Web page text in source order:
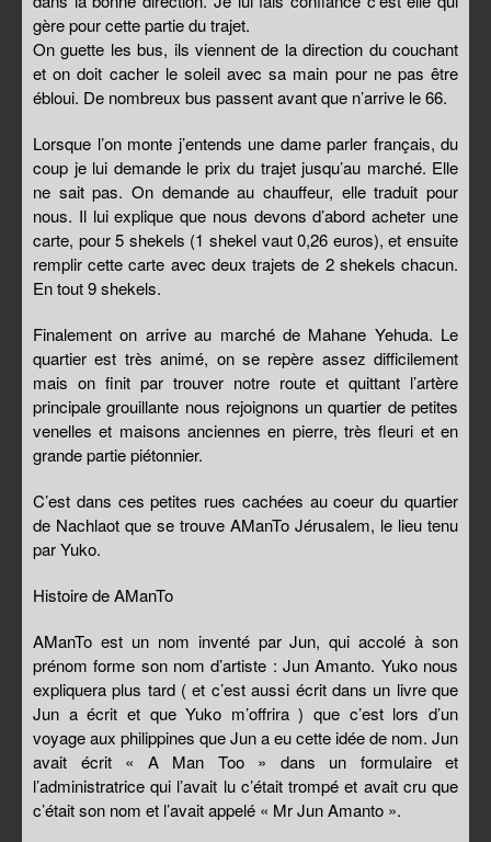
gère pour cette partie du trajet.
On guette les bus, ils viennent de la direction du couchant
et on doit cacher le soleil avec sa main pour ne pas être
ébloui. De nombreux bus passent avant que n’arrive le 66.
Lorsque l’on monte j’entends une dame parler français, du
coup je lui demande le prix du trajet jusqu’au marché. Elle
ne sait pas. On demande au chauffeur, elle traduit pour
nous. Il lui explique que nous devons d’abord acheter une
carte, pour 5 shekels (1 shekel vaut 0,26 euros), et ensuite
remplir cette carte avec deux trajets de 2 shekels chacun.
En tout 9 shekels.
Finalement on arrive au marché de Mahane Yehuda. Le
quartier est très animé, on se repère assez difficilement
mais on finit par trouver notre route et quittant l’artère
principale grouillante nous rejoignons un quartier de petites
venelles et maisons anciennes en pierre, très fleuri et en
grande partie piétonnier.
C’est dans ces petites rues cachées au coeur du quartier
de Nachlaot que se trouve AManTo Jérusalem, le lieu tenu
par Yuko.
Histoire de AManTo
AManTo est un nom inventé par Jun, qui accolé à son
prénom forme son nom d’artiste : Jun Amanto. Yuko nous
expliquera plus tard ( et c’est aussi écrit dans un livre que
Jun a écrit et que Yuko m’offrira ) que c’est lors d’un
voyage aux philippines que Jun a eu cette idée de nom. Jun
avait écrit « A Man Too » dans un formulaire et
l’administratrice qui l’avait lu c’était trompé et avait cru que
c’était son nom et l’avait appelé « Mr Jun Amanto ».